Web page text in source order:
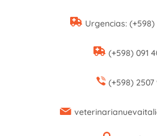
Urgencias: (+598)
(+598) 091
(+598) 2507